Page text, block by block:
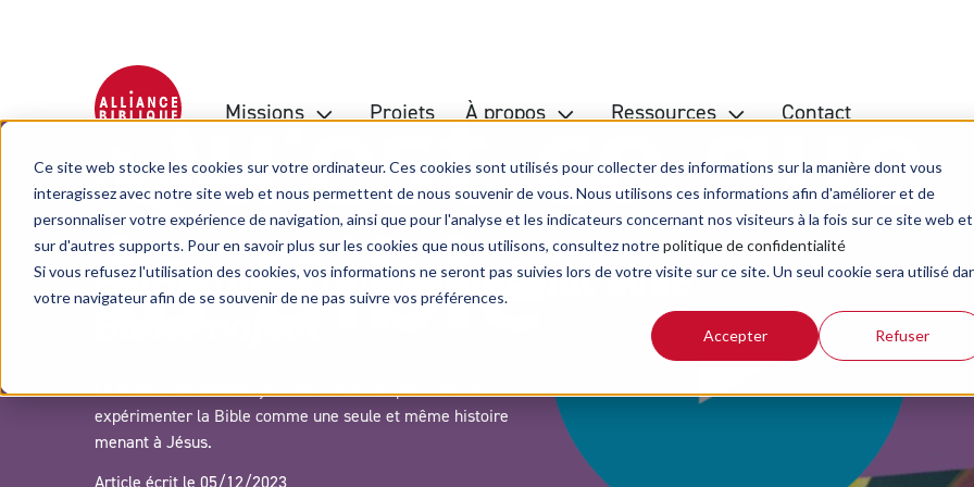
Ce site web stocke les cookies sur votre ordinateur. Ces cookies sont utilisés pour collecter des informations sur la manière dont vous
interagissez avec notre site web et nous permettent de nous souvenir de vous. Nous utilisons ces informations afin d'améliorer et de
personnaliser votre expérience de navigation, ainsi que pour l'analyse et les indicateurs concernant nos visiteurs à la fois sur ce site web et
sur d'autres supports. Pour en savoir plus sur les cookies que nous utilisons, consultez notrepolitique de confidentialité
Si vous refusez l'utilisation des cookies, vos informations ne seront pas suivies lors de votre visite sur ce site. Un seul cookie sera utilisé
votre navigateur afin de se souvenir de ne pas suivre vos préférences.
Accepter Refuser
Missions Projets À propos Ressources
Bible de la rue
Blog d'actualité
Guide de lecture de la Bible
Kit de présentation ABF
Méditations
Contact
RETOUR AU BLOG
Signature d'un partenariat avec
La mission de BibleProject est d’aider les personnes à
expérimenter la Bible comme une seule et même histoire
menant à Jésus.
Article écrit le 05/12/2023